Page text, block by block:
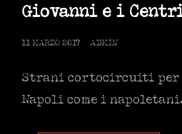
Giovanni e i
POSTED
11 MARZO 2017 ADMIN
Strani cortocircuiti per
Napoli come i